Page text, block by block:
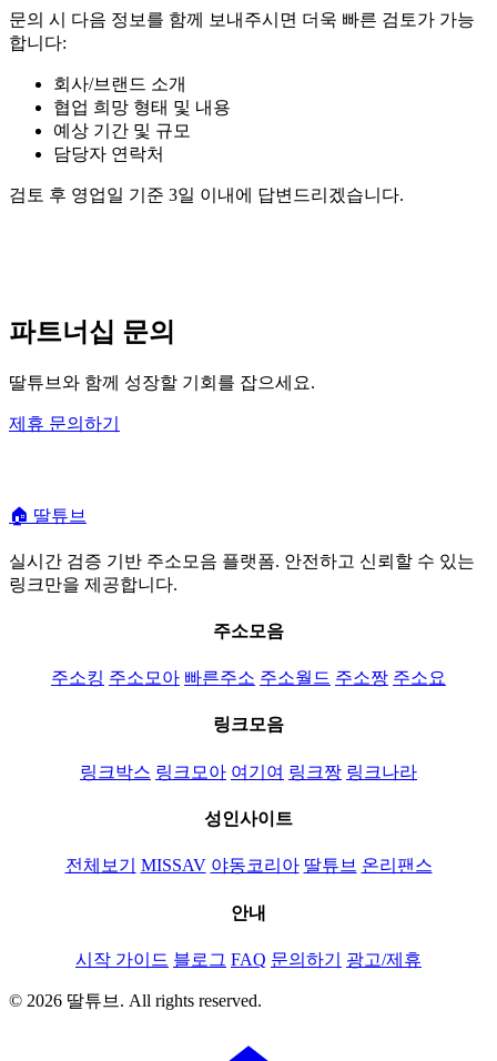
문의 시 다음 정보를 함께 보내주시면 더욱 빠른 검토가 가능
합니다:
회사/브랜드 소개
협업 희망 형태 및 내용
예상 기간 및 규모
담당자 연락처
검토 후 영업일 기준 3일 이내에 답변드리겠습니다.
파트너십 문의
딸튜브와 함께 성장할 기회를 잡으세요.
제휴 문의하기
🏠 딸튜브
실시간 검증 기반 주소모음 플랫폼. 안전하고 신뢰할 수 있는
링크만을 제공합니다.
주소모음
주소킹 주소모아 빠른주소 주소월드 주소짱 주소요
링크모음
링크박스 링크모아 여기여 링크짱 링크나라
성인사이트
전체보기 MISSAV 야동코리아 딸튜브 온리팬스
안내
시작 가이드 블로그 FAQ 문의하기 광고/제휴
© 2026 딸튜브. All rights reserved.